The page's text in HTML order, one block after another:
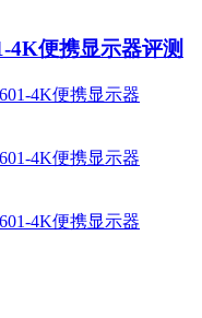
4K便携显示器评测